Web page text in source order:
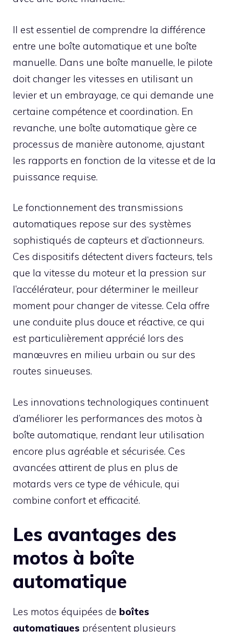
Il est essentiel de comprendre la différence
entre une boîte automatique et une boîte
manuelle. Dans une boîte manuelle, le pilote
doit changer les vitesses en utilisant un
levier et un embrayage, ce qui demande une
certaine compétence et coordination. En
revanche, une boîte automatique gère ce
processus de manière autonome, ajustant
les rapports en fonction de la vitesse et de la
puissance requise.
Le fonctionnement des transmissions
automatiques repose sur des systèmes
sophistiqués de capteurs et d’actionneurs.
Ces dispositifs détectent divers facteurs, tels
que la vitesse du moteur et la pression sur
l’accélérateur, pour déterminer le meilleur
moment pour changer de vitesse. Cela offre
une conduite plus douce et réactive, ce qui
est particulièrement apprécié lors des
manœuvres en milieu urbain ou sur des
routes sinueuses.
Les innovations technologiques continuent
d’améliorer les performances des motos à
boîte automatique, rendant leur utilisation
encore plus agréable et sécurisée. Ces
avancées attirent de plus en plus de
motards vers ce type de véhicule, qui
combine confort et efficacité.
Les avantages des
motos à boîte
automatique
Les motos équipées de boîtes
automatiques présentent plusieurs